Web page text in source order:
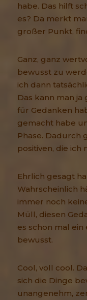
habe. Das hilft
es? Da merkt
großer Punkt,
Ganz, ganz
bewusst zu
ich dann
Das kann man
für Gedanken
gemacht habe
Phase. Dadurch
positiven, die ich
Ehrlich gesagt
Wahrscheinlich
immer noch
Müll, diesen
es schon mal
bewusst.
Cool, voll cool.
sich die Dinge
unangenehm,